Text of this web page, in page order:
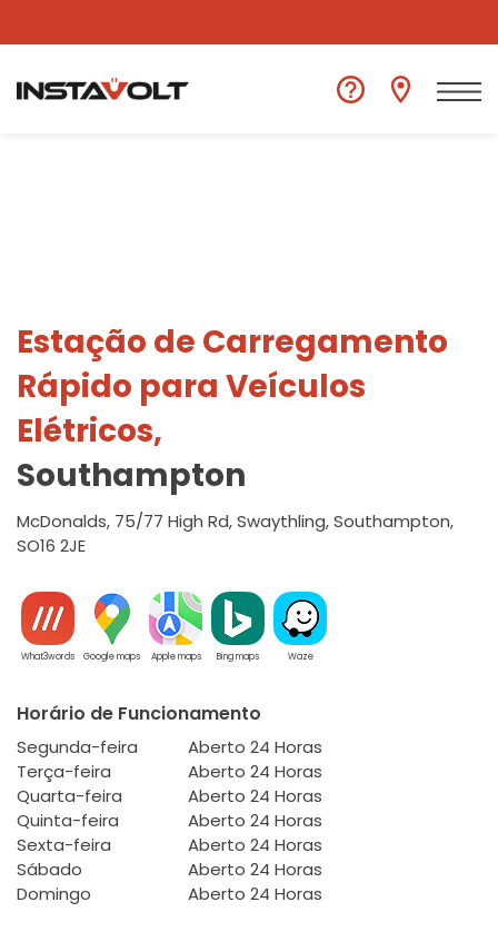
Ver outra localização
Estação de Carregamento
Rápido para Veículos
Elétricos,
Southampton
McDonalds, 75/77 High Rd, Swaythling, Southampton,
SO16 2JE
What3words Google maps Apple maps Bing maps Waze
Horário de Funcionamento
Segunda-feira
Aberto 24 Horas
Terça-feira
Aberto 24 Horas
Quarta-feira
Aberto 24 Horas
Quinta-feira
Aberto 24 Horas
Sexta-feira
Aberto 24 Horas
Sábado
Aberto 24 Horas
Domingo
Aberto 24 Horas